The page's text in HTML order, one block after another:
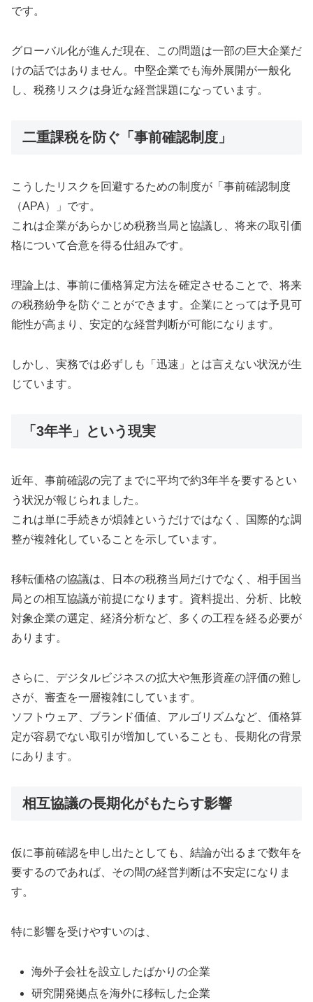
です。
グローバル化が進んだ現在、この問題は一部の巨大企業だ
けの話ではありません。中堅企業でも海外展開が一般化
し、税務リスクは身近な経営課題になっています。
二重課税を防ぐ「事前確認制度」
こうしたリスクを回避するための制度が「事前確認制度
（APA）」です。
これは企業があらかじめ税務当局と協議し、将来の取引価
格について合意を得る仕組みです。
理論上は、事前に価格算定方法を確定させることで、将来
の税務紛争を防ぐことができます。企業にとっては予見可
能性が高まり、安定的な経営判断が可能になります。
しかし、実務では必ずしも「迅速」とは言えない状況が生
じています。
「3年半」という現実
近年、事前確認の完了までに平均で約3年半を要するとい
う状況が報じられました。
これは単に手続きが煩雑というだけではなく、国際的な調
整が複雑化していることを示しています。
移転価格の協議は、日本の税務当局だけでなく、相手国当
局との相互協議が前提になります。資料提出、分析、比較
対象企業の選定、経済分析など、多くの工程を経る必要が
あります。
さらに、デジタルビジネスの拡大や無形資産の評価の難し
さが、審査を一層複雑にしています。
ソフトウェア、ブランド価値、アルゴリズムなど、価格算
定が容易でない取引が増加していることも、長期化の背景
にあります。
相互協議の長期化がもたらす影響
仮に事前確認を申し出たとしても、結論が出るまで数年を
要するのであれば、その間の経営判断は不安定になりま
す。
特に影響を受けやすいのは、
海外子会社を設立したばかりの企業
研究開発拠点を海外に移転した企業